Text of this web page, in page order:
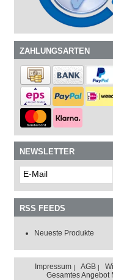
ZAHLUNGSARTEN
NEWSLETTER
RSS FEEDS
Neueste Produkte
Impressum AGB
Gesamtes Angebot